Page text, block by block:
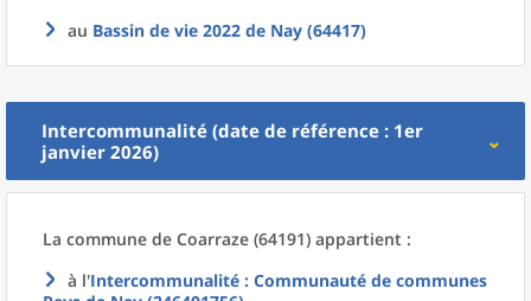
au Bassin de vie 2022 de Nay (64417)
Intercommunalité (date de référence : 1er
janvier 2026)
La commune de Coarraze (64191) appartient :
à l'Intercommunalité : Communauté de communes